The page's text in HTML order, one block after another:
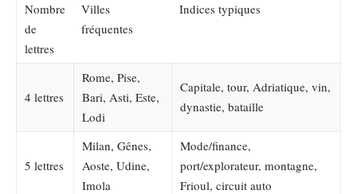
Nombre
de
lettres
Villes
fréquentes
Indices typiques
4 lettres
Rome, Pise,
Bari, Asti, Este,
Lodi
Capitale, tour, Adriatique, vin,
dynastie, bataille
5 lettres
Milan, Gênes,
Aoste, Udine,
Imola
Mode/finance,
port/explorateur, montagne,
Frioul, circuit auto